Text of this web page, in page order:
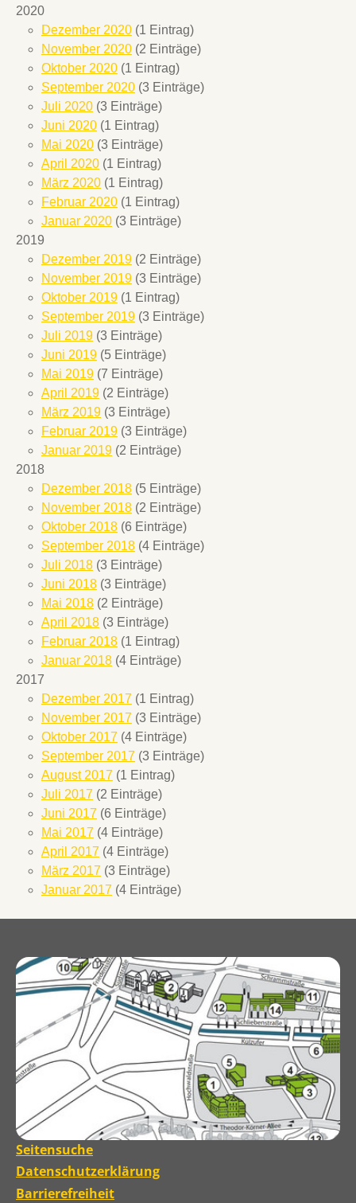
2020
Dezember 2020 (1 Eintrag)
November 2020 (2 Einträge)
Oktober 2020 (1 Eintrag)
September 2020 (3 Einträge)
Juli 2020 (3 Einträge)
Juni 2020 (1 Eintrag)
Mai 2020 (3 Einträge)
April 2020 (1 Eintrag)
März 2020 (1 Eintrag)
Februar 2020 (1 Eintrag)
Januar 2020 (3 Einträge)
2019
Dezember 2019 (2 Einträge)
November 2019 (3 Einträge)
Oktober 2019 (1 Eintrag)
September 2019 (3 Einträge)
Juli 2019 (3 Einträge)
Juni 2019 (5 Einträge)
Mai 2019 (7 Einträge)
April 2019 (2 Einträge)
März 2019 (3 Einträge)
Februar 2019 (3 Einträge)
Januar 2019 (2 Einträge)
2018
Dezember 2018 (5 Einträge)
November 2018 (2 Einträge)
Oktober 2018 (6 Einträge)
September 2018 (4 Einträge)
Juli 2018 (3 Einträge)
Juni 2018 (3 Einträge)
Mai 2018 (2 Einträge)
April 2018 (3 Einträge)
Februar 2018 (1 Eintrag)
Januar 2018 (4 Einträge)
2017
Dezember 2017 (1 Eintrag)
November 2017 (3 Einträge)
Oktober 2017 (4 Einträge)
September 2017 (3 Einträge)
August 2017 (1 Eintrag)
Juli 2017 (2 Einträge)
Juni 2017 (6 Einträge)
Mai 2017 (4 Einträge)
April 2017 (4 Einträge)
März 2017 (3 Einträge)
Januar 2017 (4 Einträge)
Seitensuche
Datenschutzerklärung
Barrierefreiheit